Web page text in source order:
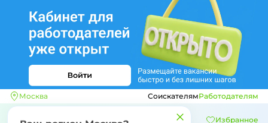
Москва СоискателямРаботодателям
Избранное